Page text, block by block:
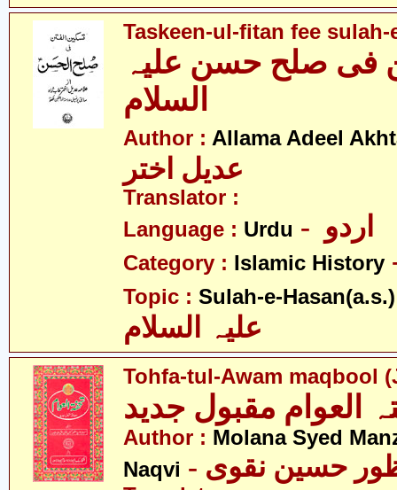
Taskeen-ul-fitan fee sulah-
فی صلح حسن علیہ
Author : Allama Adeel
عدیل اختر
Translator :
Language : Urdu
Category : Islamic History
Topic : Sulah-e-Hasan(a.s.)
علیہ السلام
Tohfa-tul-Awam maqbool
العوام مقبول جدید
Author : Molana Syed
Naqvi
حسین نقوی